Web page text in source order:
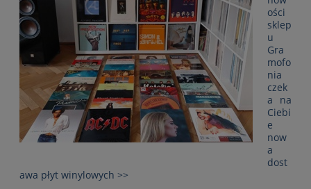
ości
sklep
u
Gra
mofo
nia
czek
a na
Ciebi
e
now
a
dost
awa płyt winylowych >>